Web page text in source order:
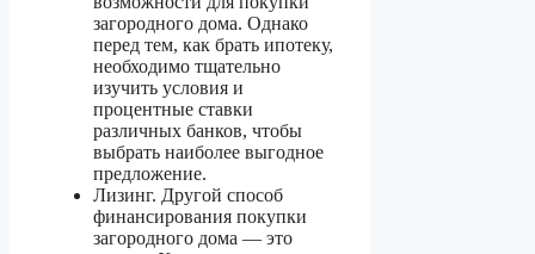
загородного дома. Однако
перед тем, как брать ипотеку,
необходимо тщательно
изучить условия и
процентные ставки
различных банков, чтобы
выбрать наиболее выгодное
предложение.
Лизинг. Другой способ
финансирования покупки
загородного дома — это